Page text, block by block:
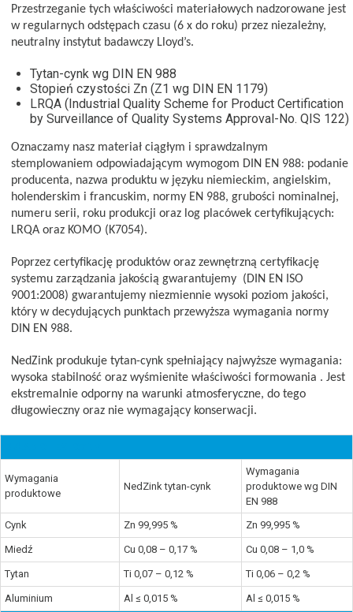
Przestrzeganie tych właściwości materiałowych nadzorowane jest
w regularnych odstępach czasu (6 x do roku) przez niezależny,
neutralny instytut badawczy Lloyd’s.
Tytan-cynk wg DIN EN 988
Stopień czystości Zn (Z1 wg DIN EN 1179)
LRQA (Industrial Quality Scheme for Product Certification
by Surveillance of Quality Systems Approval-No. QIS 122)
Oznaczamy nasz materiał ciągłym i sprawdzalnym
stemplowaniem odpowiadającym wymogom DIN EN 988: podanie
producenta, nazwa produktu w języku niemieckim, angielskim,
holenderskim i francuskim, normy EN 988, grubości nominalnej,
numeru serii, roku produkcji oraz log placówek certyfikujących:
LRQA oraz KOMO (K7054).
Poprzez certyfikację produktów oraz zewnętrzną certyfikację
systemu zarządzania jakością gwarantujemy (DIN EN ISO
9001:2008) gwarantujemy niezmiennie wysoki poziom jakości,
który w decydujących punktach przewyższa wymagania normy
DIN EN 988.
NedZink produkuje tytan-cynk spełniający najwyższe wymagania:
wysoka stabilność oraz wyśmienite właściwości formowania . Jest
ekstremalnie odporny na warunki atmosferyczne, do tego
długowieczny oraz nie wymagający konserwacji.
Wymagania
produktowe
NedZink tytan-cynk
Wymagania
produktowe wg DIN
EN 988
Cynk
Zn 99,995 % Zn 99,995 %
Miedź Cu 0,08 – 0,17 % Cu 0,08 – 1,0 %
Tytan Ti 0,07 – 0,12 % Ti 0,06 – 0,2 %
Aluminium Al ≤ 0,015 % Al ≤ 0,015 %